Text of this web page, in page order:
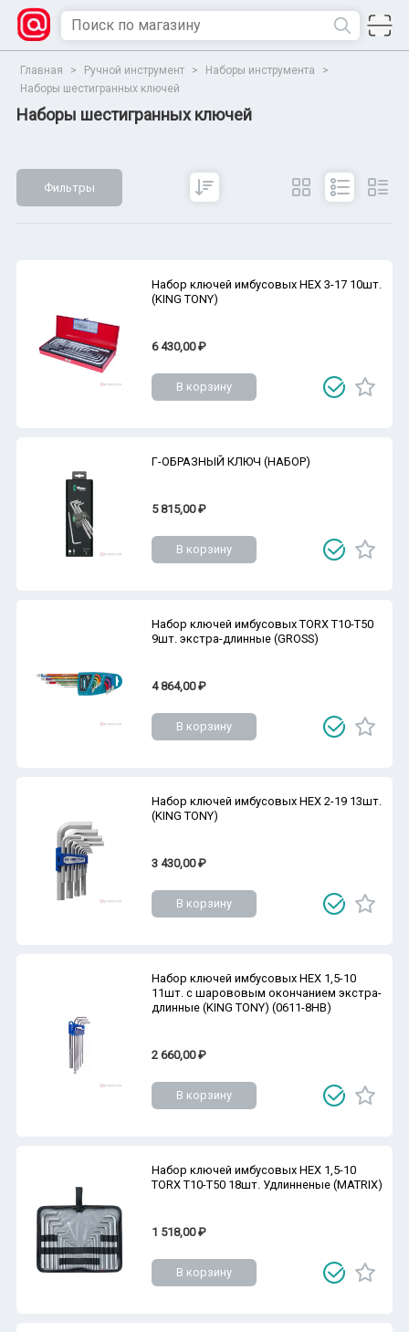
Главная > Ручной инструмент > Наборы инструмента
>
Наборы шестигранных ключей
Наборы шестигранных ключей
Фильтры
Набор ключей имбусовых HEX 3-17 10шт.
(KING TONY)
6 430,00 ₽
В корзину
Г-ОБРАЗНЫЙ КЛЮЧ (НАБОР)
5 815,00 ₽
В корзину
Набор ключей имбусовых TORX Т10-Т50
9шт. экстра-длинные (GROSS)
4 864,00 ₽
В корзину
Набор ключей имбусовых HEX 2-19 13шт.
(KING TONY)
3 430,00 ₽
В корзину
Набор ключей имбусовых HEX 1,5-10
11шт. с шарововым окончанием экстра-
длинные (KING TONY) (0611-8HB)
2 660,00 ₽
В корзину
Набор ключей имбусовых HEX 1,5-10
TORX T10-T50 18шт. Удлинненые (MATRIX)
1 518,00 ₽
В корзину